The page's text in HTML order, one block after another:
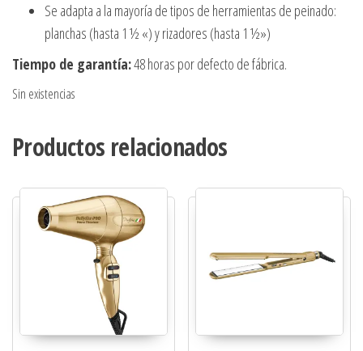
Se adapta a la mayoría de tipos de herramientas de peinado:
planchas (hasta 1 ½ «) y rizadores (hasta 1 ½»)
Tiempo de garantía:48 horas por defecto de fábrica.
Sin existencias
Productos relacionados